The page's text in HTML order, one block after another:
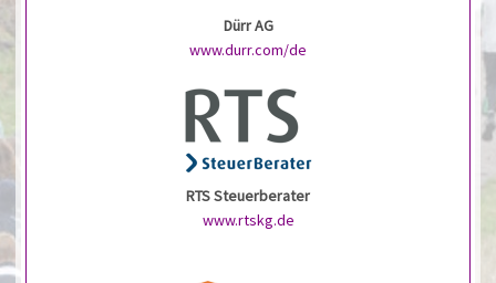
Dürr AG
www.durr.com/de
RTS Steuerberater
www.rtskg.de